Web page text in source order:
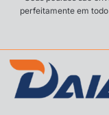
perfeitamente em